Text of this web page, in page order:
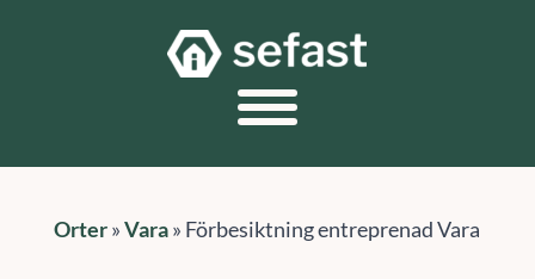
Orter»Vara» Förbesiktning entreprenad Vara